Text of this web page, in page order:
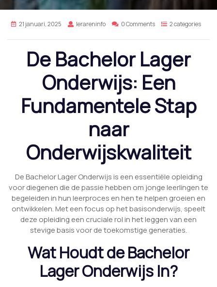
21 januari, 2025 lerareninfo 0 Comments 2 categories
De Bachelor Lager
Onderwijs: Een
Fundamentele Stap
naar
Onderwijskwaliteit
De Bachelor Lager Onderwijs is een essentiële opleiding
voor diegenen die de passie hebben om jonge leerlingen te
begeleiden in hun leerproces en hen te helpen groeien en
ontwikkelen. Met een focus op het basisonderwijs, speelt
deze opleiding een cruciale rol in het leggen van een
stevige basis voor de toekomstige generaties.
Wat Houdt de Bachelor
Lager Onderwijs In?